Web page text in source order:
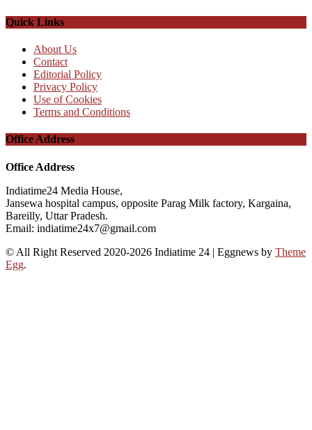
Quick Links
About Us
Contact
Editorial Policy
Privacy Policy
Use of Cookies
Terms and Conditions
Office Address
Office Address
Indiatime24 Media House,
Jansewa hospital campus, opposite Parag Milk factory, Kargaina,
Bareilly, Uttar Pradesh.
Email: indiatime24x7@gmail.com
© All Right Reserved 2020-2026 Indiatime 24 | Eggnews by Theme
Egg.